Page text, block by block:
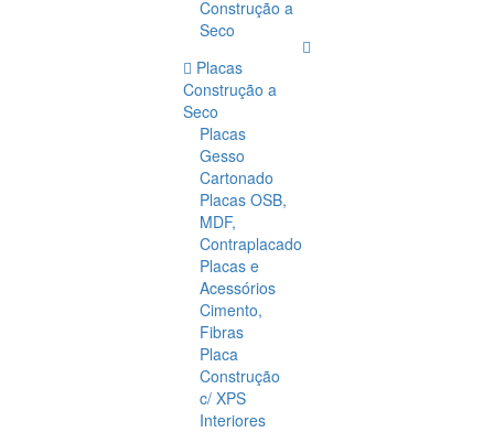
Construção a
Seco
Placas
Construção a
Seco
Placas
Gesso
Cartonado
Placas OSB,
MDF,
Contraplacado
Placas e
Acessórios
Cimento,
Fibras
Placa
Construção
c/ XPS
Interiores